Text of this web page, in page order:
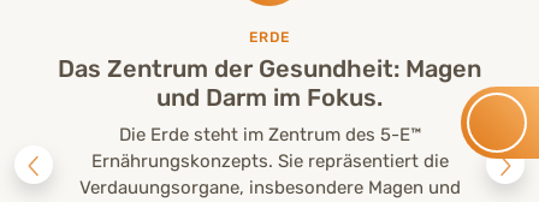
ERDE
Das Zentrum der Gesundheit: Magen
und Darm im Fokus.
Die Erde steht im Zentrum des 5-E™
Ernährungskonzepts. Sie repräsentiert die
Verdauungsorgane, insbesondere Magen und